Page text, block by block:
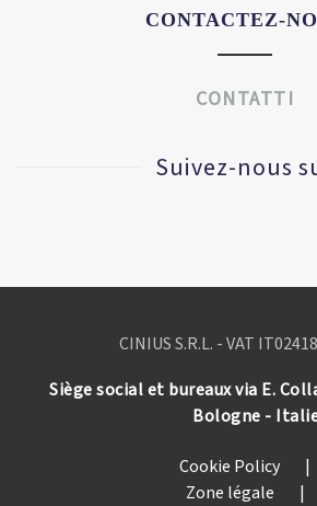
CONTACTEZ-
CONTATTI
Suivez-nous
CINIUS S.R.L. - VAT IT
Siège social et bureaux via E.
Bologne -
Cookie Policy
|
Zone légale
|